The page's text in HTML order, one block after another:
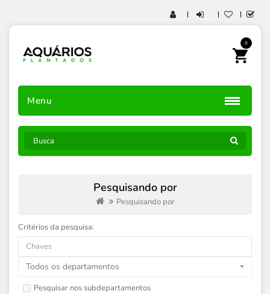
0
Menu
Pesquisando por
Pesquisando por
Critérios da pesquisa:
Todos os departamentos
Pesquisar nos subdepartamentos